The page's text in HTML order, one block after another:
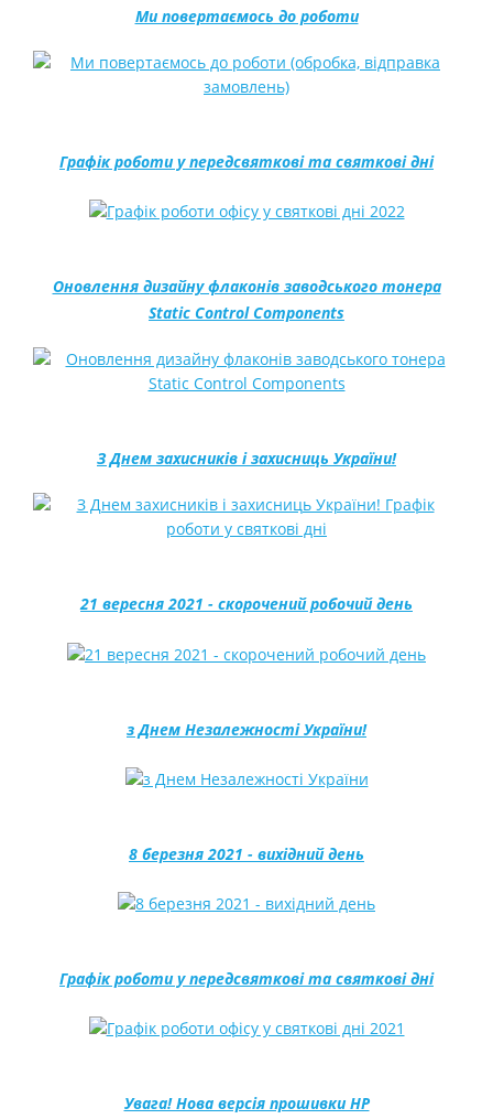
Ми повертаємось до роботи
Графік роботи у передсвяткові та святкові дні
Оновлення дизайну флаконів заводського тонера
Static Control Components
З Днем захисників і захисниць України!
21 вересня 2021 - скорочений робочий день
з Днем Незалежності України!
8 березня 2021 - вихідний день
Графік роботи у передсвяткові та святкові дні
Увага! Нова версія прошивки HP